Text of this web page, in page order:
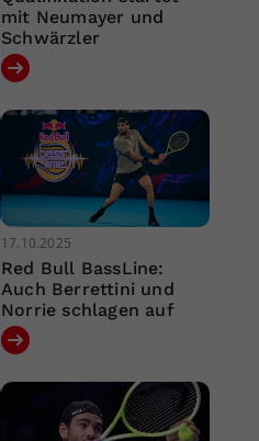
mit Neumayer und
Schwärzler
17.10.2025
Red Bull BassLine:
Auch Berrettini und
Norrie schlagen auf